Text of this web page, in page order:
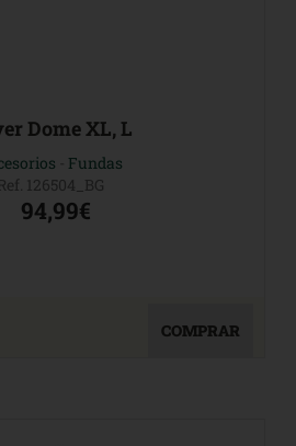
Dome XL, L
Fundas
126504_BG
94,99€
COMPRAR